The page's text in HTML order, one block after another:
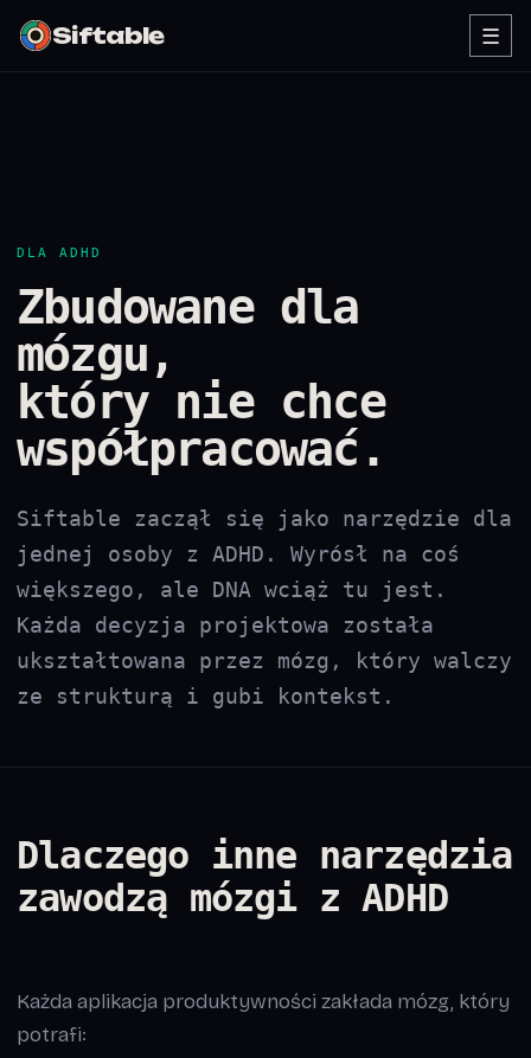
Siftable ☰
DLA ADHD
Zbudowane dla
mózgu,
który nie chce
współpracować.
Siftable zaczął się jako narzędzie dla
jednej osoby z ADHD. Wyrósł na coś
większego, ale DNA wciąż tu jest.
Każda decyzja projektowa została
ukształtowana przez mózg, który walczy
ze strukturą i gubi kontekst.
Dlaczego inne narzędzia
zawodzą mózgi z ADHD
Każda aplikacja produktywności zakłada mózg, który
potrafi: